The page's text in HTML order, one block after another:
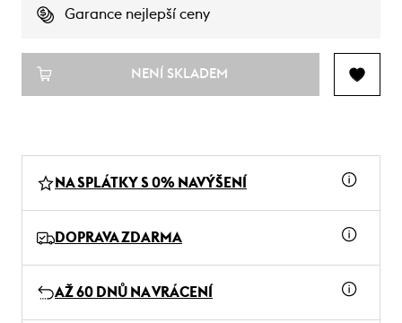
Garance nejlepší ceny
NENÍ SKLADEM
NA SPLÁTKY S 0% NAVÝŠENÍ
DOPRAVA ZDARMA
AŽ 60 DNŮ NA VRÁCENÍ